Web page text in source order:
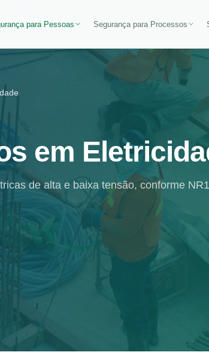
para Pessoas Segurança para Processos
em
de alta e baixa tensão, conforme